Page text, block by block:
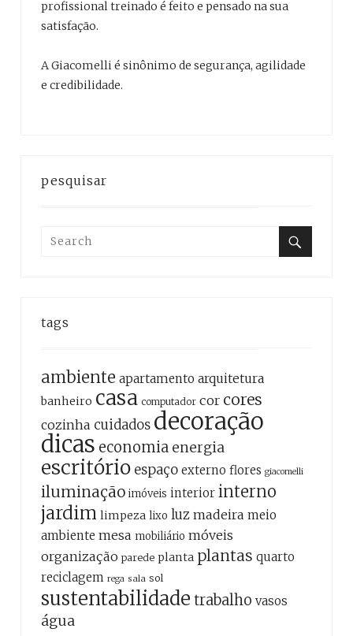
profissional treinado é feito e pensado na sua
satisfação.
A Giacomelli é sinônimo de segurança, agilidade
e credibilidade.
pesquisar
Search
tags
ambiente apartamento arquitetura
banheiro casa computador cor cores
cozinha cuidados decoração
dicas economia energia
escritório espaço externo flores giacomelli
iluminação imóveis interior interno
jardim limpeza lixo luz madeira meio
ambiente mesa mobiliário móveis
organização parede planta plantas quarto
reciclagem rega sala sol
sustentabilidade trabalho vasos
água